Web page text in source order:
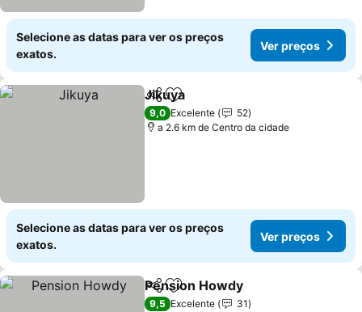
Selecione as datas para ver os preços
exatos.
Ver preços
PartilharAdicionar aos favoritos
Jikuya
9,0 Excelente
52
a 2.6 km de Centro da cidade
Selecione as datas para ver os preços
exatos.
Ver preços
PartilharAdicionar aos favoritos
Pension Howdy
9,5 Excelente
31